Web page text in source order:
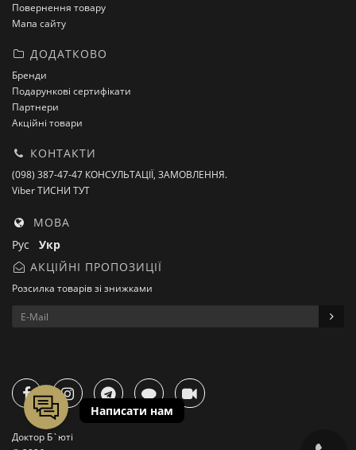
Повернення товару
Мапа сайту
ДОДАТКОВО
Бренди
Подарункові сертифікати
Партнери
Акційні товари
КОНТАКТИ
(098) 387-47-47 КОНСУЛЬТАЦІЇ, ЗАМОВЛЕННЯ.
Viber ТИСНИ ТУТ
МОВА
Рус Укр
АКЦІЙНІ ПРОПОЗИЦІЇ
Розсилка товарів зі знижками
Доктор Б`юті